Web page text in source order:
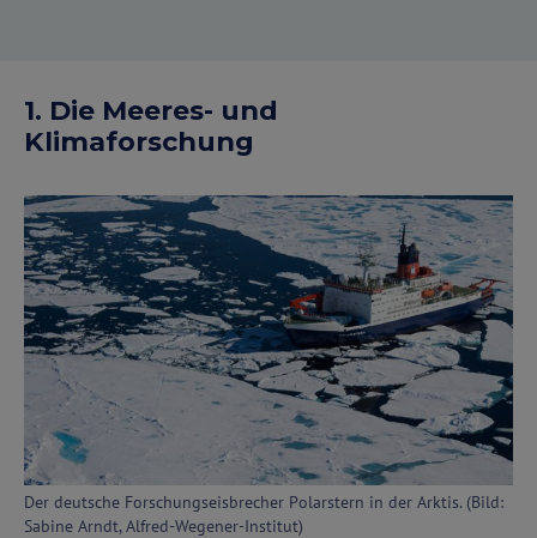
1. Die Meeres- und
Klimaforschung
Der deutsche Forschungseisbrecher Polarstern in der Arktis. (Bild:
Sabine Arndt, Alfred-Wegener-Institut)